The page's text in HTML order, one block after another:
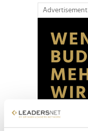
Advertisement